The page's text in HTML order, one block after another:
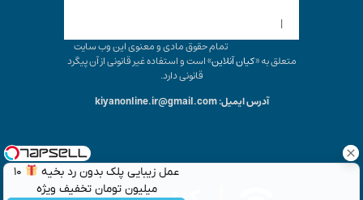
عمل زیبایی پلک بدون رد بخیه
۱۰
میلیون تومان تخفیف ویژه
|
تمام حقوق مادی و معنوی این وب سایت
متعلق به «کیان آنلاین» است و استفاده غیر قانونی از آن پیگرد
قانونی دارد.
آدرس ایمیل: kiyanonline.ir@gmail.com